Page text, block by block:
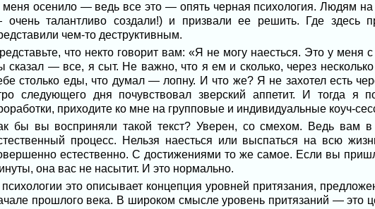
осенило — ведь все это — опять черная психология. Людям на
талантливо создали!) и призвали ее решить. Где здесь
чем-то деструктивным.
что некто говорит вам: «Я не могу наесться. Это у меня
сказал — все, я сыт. Не важно, что я ем и сколько, через
столько еды, что думал — лопну. И что же? Я не захотел есть
следующего дня почувствовал зверский аппетит. И тогда
приходите ко мне на групповые и индивидуальные коуч-
бы вы восприняли такой текст? Уверен, со смехом. Ведь вам
процесс. Нельзя наесться или выспаться на всю
естественно. С достижениями то же самое. Если вы
она вас не насытит. И это нормально.
это описывает концепция уровней притязания,
прошлого века. В широком смысле уровень притязаний — это